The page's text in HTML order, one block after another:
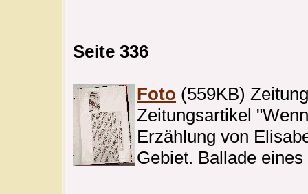
Seite 336
Foto (559KB)
Zeitungsartikel
Erzählung von
Gebiet. Ballade